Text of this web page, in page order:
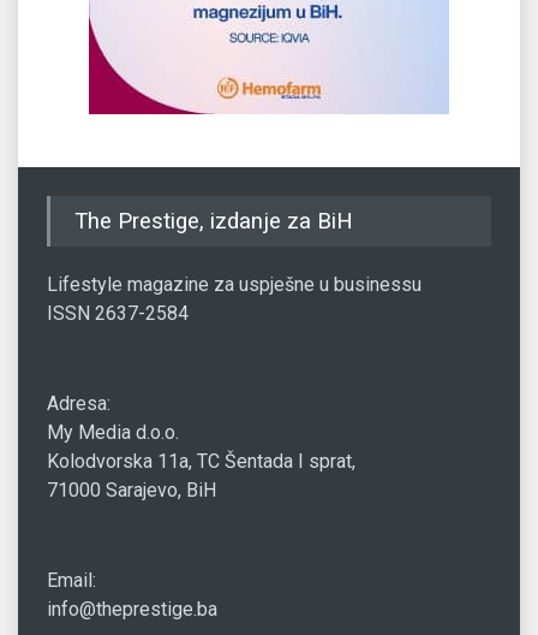
The Prestige, izdanje za BiH
Lifestyle magazine za uspješne u businessu
ISSN 2637-2584
Adresa:
My Media d.o.o.
Kolodvorska 11a, TC Šentada I sprat,
71000 Sarajevo, BiH
Email:
info@theprestige.ba